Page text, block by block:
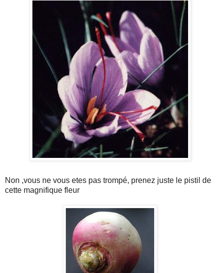
Non ,vous ne vous etes pas trompé, prenez juste le pistil de
cette magnifique fleur